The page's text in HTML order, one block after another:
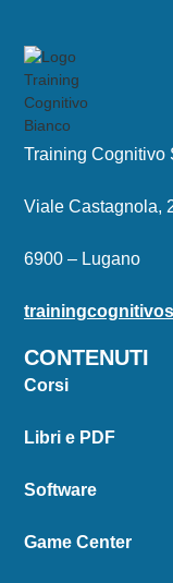
Training Cognitivo
Viale Castagnola,
6900 – Lugano
CONTENUTI
Corsi
Libri e PDF
Software
Game Center